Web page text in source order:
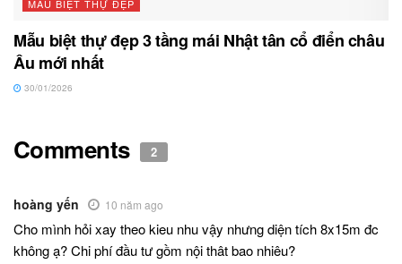
MẪU BIỆT THỰ ĐẸP
Mẫu biệt thự đẹp 3 tầng mái Nhật tân cổ điển châu
Âu mới nhất
30/01/2026
Comments 2
hoàng yến 10 năm ago
Cho mình hỏi xay theo kieu nhu vậy nhưng diện tích 8x15m đc
không ạ? Chi phí đầu tư gồm nội thât bao nhiêu?